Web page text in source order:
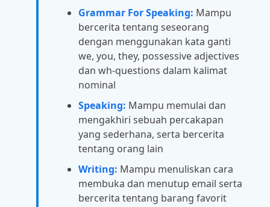
Grammar For Speaking: Mampu
bercerita tentang seseorang
dengan menggunakan kata ganti
we, you, they, possessive adjectives
dan wh-questions dalam kalimat
nominal
Speaking: Mampu memulai dan
mengakhiri sebuah percakapan
yang sederhana, serta bercerita
tentang orang lain
Writing: Mampu menuliskan cara
membuka dan menutup email serta
bercerita tentang barang favorit